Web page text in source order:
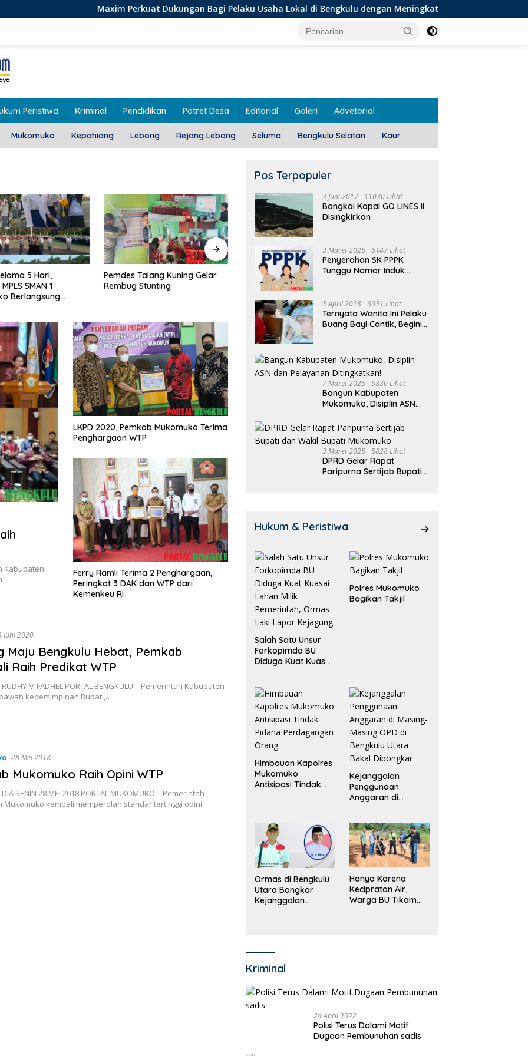
Maxim Perkuat Dukungan Bagi Pelaku Usaha Lokal di Bengkulu dengan Meningkatkan Ruang Publik dan Kebersihan
Peristiwa Kriminal Pendidikan Potret Desa Editorial Galeri Advetorial
Mukomuko Kepahiang Lebong Rejang Lebong Seluma Bengkulu Selatan Kaur
Kuning Gelar
Door To Door, 3 KPM Desa
Mekar Jaya Terima BLT-DD!
Class Meeting, Guru dan OSIS
SMAN I Mukomuko Saling
Pemdes Teras Terunjam
Kabupaten
LKPD 2020, Pemkab Mukomuko Terima
Penghargaan WTP
Ferry Ramli Terima 2 Penghargaan,
Peringkat 3 DAK dan WTP dari
Kemenkeu RI
Juni 2020
Maju Bengkulu Hebat, Pemkab
Raih Predikat WTP
RUDHY M FADHEL PORTAL BENGKULU – Pemerintah Kabupaten
kepemimpinan Bupati,…
28 Mei 2018
Mukomuko Raih Opini WTP
DIA SENIN 28 MEI 2018 PORTAL MUKOMUKO – Pemerintah
Mukomuko kembali memperolah standar tertinggi opini
Pos Terpopuler
3 Juni 2017 11030 Lihat
Bangkai Kapal GO LINES II
Disingkirkan
3 Maret 2025 6147 Lihat
Penyerahan SK PPPK
Tunggu Nomor Induk
3 April 2018 6031 Lihat
Ternyata Wanita Ini Pelaku
Buang Bayi Cantik, Begini
7 Maret 2025 5830 Lihat
Bangun Kabupaten
Mukomuko, Disiplin ASN
Ditingkatkan!
3 Maret 2025 5828 Lihat
DPRD Gelar Rapat
Paripurna Sertijab Bupati
Hukum & Peristiwa
Salah Satu Unsur
Forkopimda BU
Diduga Kuat Kuasai
Laki Lapor
Kejagung
Polres Mukomuko
Bagikan Takjil
Himbauan Kapolres
Mukomuko
Antisipasi Tindak
Kejanggalan
Penggunaan
Anggaran di
Bakal Dibongkar
Ormas di Bengkulu
Utara Bongkar
Kejanggalan
Hanya Karena
Kecipratan Air,
Warga BU Tikam
Kriminal
24 April 2022
Polisi Terus Dalami Motif
Dugaan Pembunuhan sadis